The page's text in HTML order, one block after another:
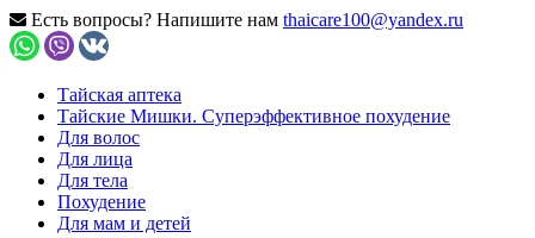
Есть вопросы? Напишите нам thaicare100@yandex.ru
Тайская аптека
Тайские Мишки. Суперэффективное похудение
Для волос
Для лица
Для тела
Похудение
Для мам и детей